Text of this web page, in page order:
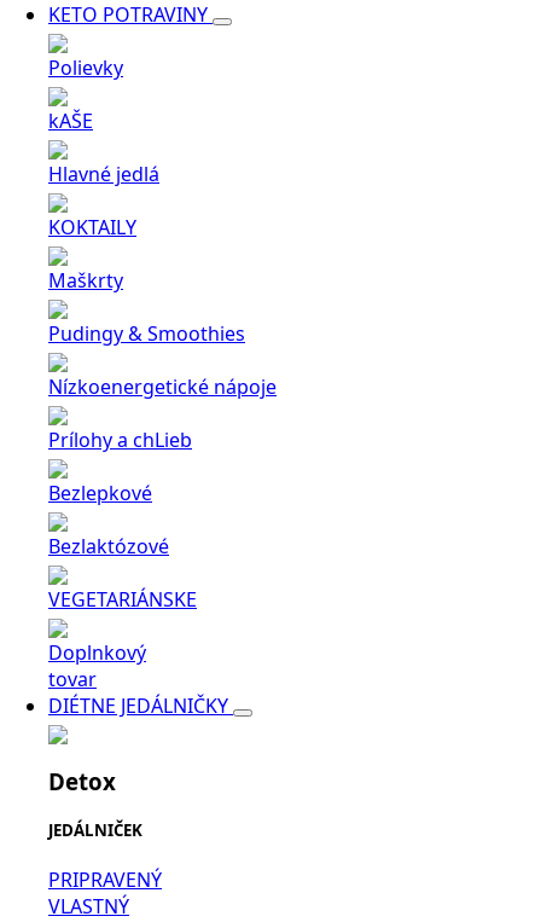
KETO POTRAVINY
Polievky
kAŠE
Hlavné jedlá
KOKTAILY
Maškrty
Pudingy & Smoothies
Nízkoenergetické nápoje
Prílohy a chLieb
Bezlepkové
Bezlaktózové
VEGETARIÁNSKE
Doplnkový
tovar
DIÉTNE JEDÁLNIČKY
Detox
JEDÁLNIČEK
PRIPRAVENÝ
VLASTNÝ